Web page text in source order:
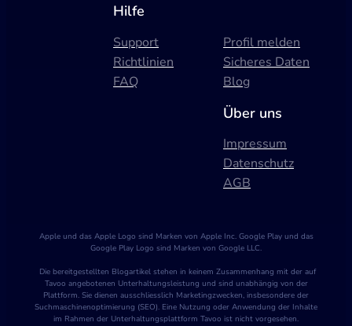
Hilfe
Support
Richtlinien
FAQ
Profil melden
Sicheres Daten
Blog
Über uns
Impressum
Datenschutz
AGB
Apple und das Apple Logo sind Marken von Apple Inc. Google Play und das
Google Play Logo sind Marken von Google LLC.
Die bereitgestellten Blogartikel stehen in keinem Zusammenhang mit der auf
Tavoo angebotenen Unterhaltungsleistung und sind unabhängig von der
Plattform. Sie dienen ausschliesslich Marketingzwecken, insbesondere der
Suchmaschinenoptimierung (SEO). Eine Nutzung oder Anwendung der Inhalte
im Rahmen der Unterhaltungsplattform Tavoo ist nicht vorgesehen.